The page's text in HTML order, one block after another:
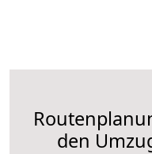
den